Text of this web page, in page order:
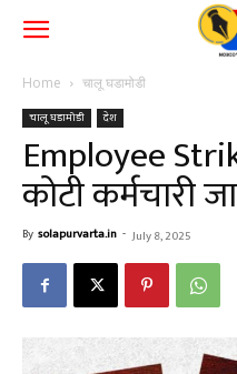
Home चालू घडामोडी
चालू घडामोडी देश
Employee
कोटी कर्मचारी
By solapurvarta.in - July 8, 2025